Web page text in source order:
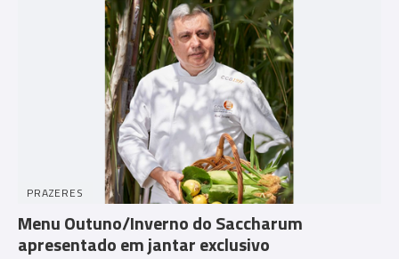
PRAZERES
Menu Outuno/Inverno do Saccharum
apresentado em jantar exclusivo